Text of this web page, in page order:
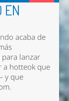
EN
acaba de
para lanzar
a hotteok que
y que
.